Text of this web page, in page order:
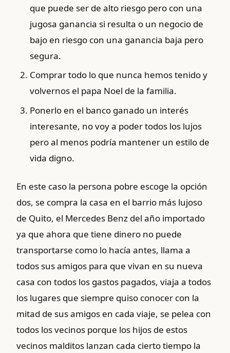
que puede ser de alto riesgo pero con una
jugosa ganancia si resulta o un negocio de
bajo en riesgo con una ganancia baja pero
segura.
Comprar todo lo que nunca hemos tenido y
volvernos el papa Noel de la familia.
Ponerlo en el banco ganado un interés
interesante, no voy a poder todos los lujos
pero al menos podría mantener un estilo de
vida digno.
En este caso la persona pobre escoge la opción
dos, se compra la casa en el barrio más lujoso
de Quito, el Mercedes Benz del año importado
ya que ahora que tiene dinero no puede
transportarse como lo hacía antes, llama a
todos sus amigos para que vivan en su nueva
casa con todos los gastos pagados, viaja a todos
los lugares que siempre quiso conocer con la
mitad de sus amigos en cada viaje, se pelea con
todos los vecinos porque los hijos de estos
vecinos malditos lanzan cada cierto tiempo la